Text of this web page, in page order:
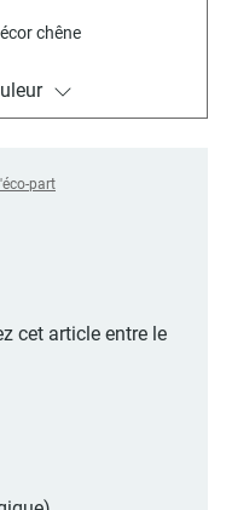
chêne
part
cet article entre le